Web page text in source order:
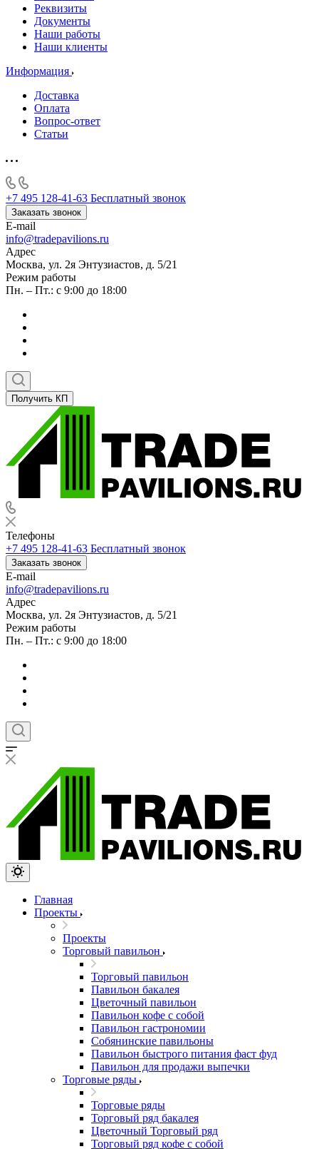
Реквизиты
Документы
Наши работы
Наши клиенты
Информация
Доставка
Оплата
Вопрос-ответ
Статьи
+7 495 128-41-63 Бесплатный звонок
Заказать звонок
E-mail
info@tradepavilions.ru
Адрес
Москва, ул. 2я Энтузиастов, д. 5/21
Режим работы
Пн. – Пт.: с 9:00 до 18:00
Получить КП
Телефоны
+7 495 128-41-63 Бесплатный звонок
Заказать звонок
E-mail
info@tradepavilions.ru
Адрес
Москва, ул. 2я Энтузиастов, д. 5/21
Режим работы
Пн. – Пт.: с 9:00 до 18:00
Главная
Проекты
Проекты
Торговый павильон
Торговый павильон
Павильон бакалея
Цветочный павильон
Павильон кофе с собой
Павильон гастрономии
Собянинские павильоны
Павильон быстрого питания фаст фуд
Павильон для продажи выпечки
Торговые ряды
Торговые ряды
Торговый ряд бакалея
Цветочный Торговый ряд
Торговый ряд кофе с собой